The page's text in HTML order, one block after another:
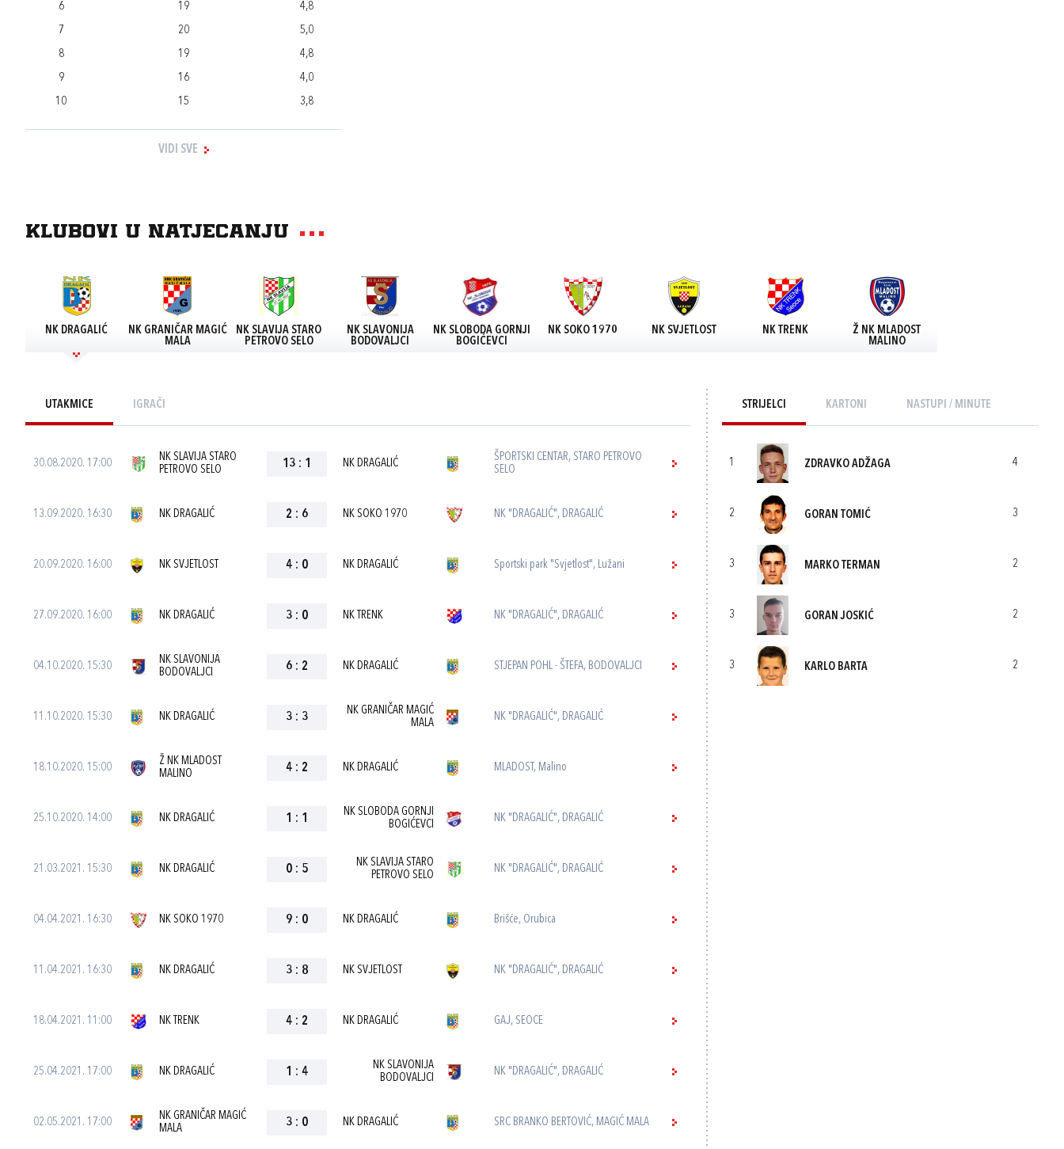
6
19
4,8
7
20
5,0
8
19
4,8
9
16
4,0
10
15 3,8
VIDI SVE
Klubovi u natjecanju
NK DRAGALIĆ
NK GRANIČAR MAGIĆ
MALA
NK SLAVIJA STARO
PETROVO SELO
NK SLAVONIJA
BODOVALJCI
NK SLOBODA GORNJI
BOGIĆEVCI
NK SOKO 1970 NK SVJETLOST NK TRENK
Ž NK MLADOST
MALINO
UTAKMICE IGRAČI
30.08.2020. 17:00
NK SLAVIJA STARO
PETROVO SELO
13 : 1 NK DRAGALIĆ
ŠPORTSKI CENTAR, STARO PETROVO
SELO
13.09.2020. 16:30 NK DRAGALIĆ 2 : 6 NK SOKO 1970 NK "DRAGALIĆ", DRAGALIĆ
20.09.2020. 16:00 NK SVJETLOST 4 : 0 NK DRAGALIĆ Sportski park "Svjetlost", Lužani
27.09.2020. 16:00 NK DRAGALIĆ 3 : 0 NK TRENK NK "DRAGALIĆ", DRAGALIĆ
04.10.2020. 15:30
NK SLAVONIJA
BODOVALJCI
6 : 2 NK DRAGALIĆ STJEPAN POHL - ŠTEFA, BODOVALJCI
11.10.2020. 15:30 NK DRAGALIĆ 3 : 3
NK GRANIČAR MAGIĆ
MALA
NK "DRAGALIĆ", DRAGALIĆ
18.10.2020. 15:00
Ž NK MLADOST
MALINO
4 : 2 NK DRAGALIĆ MLADOST, Malino
25.10.2020. 14:00 NK DRAGALIĆ 1 : 1
NK SLOBODA GORNJI
BOGIĆEVCI
NK "DRAGALIĆ", DRAGALIĆ
21.03.2021. 15:30 NK DRAGALIĆ 0 : 5
NK SLAVIJA STARO
PETROVO SELO
NK "DRAGALIĆ", DRAGALIĆ
04.04.2021. 16:30 NK SOKO 1970 9 : 0 NK DRAGALIĆ Brišće, Orubica
11.04.2021. 16:30 NK DRAGALIĆ 3 : 8 NK SVJETLOST NK "DRAGALIĆ", DRAGALIĆ
18.04.2021. 11:00 NK TRENK 4 : 2 NK DRAGALIĆ GAJ, SEOCE
25.04.2021. 17:00 NK DRAGALIĆ 1 : 4
NK SLAVONIJA
BODOVALJCI
NK "DRAGALIĆ", DRAGALIĆ
02.05.2021. 17:00
NK GRANIČAR MAGIĆ
MALA
3 : 0 NK DRAGALIĆ SRC BRANKO BERTOVIĆ, MAGIĆ MALA
STRIJELCI KARTONI NASTUPI / MINUTE
1 ZDRAVKO ADŽAGA 4
2 GORAN TOMIĆ 3
3 MARKO TERMAN 2
3 GORAN JOSKIĆ 2
3 KARLO BARTA 2